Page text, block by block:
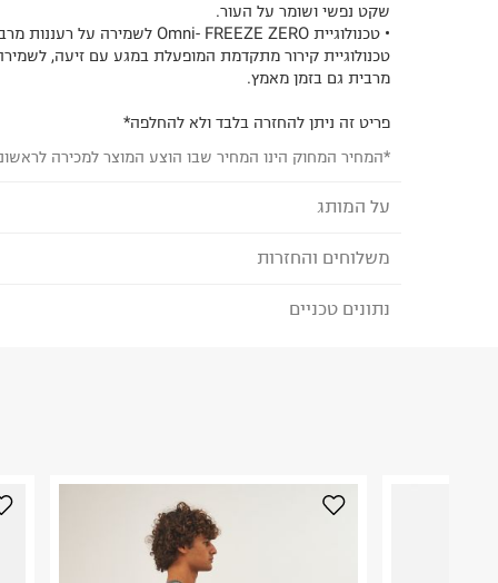
שקט נפשי ושומר על העור.
• טכנולוגיית Omni- FREEZE ZERO לשמירה על רעננות מרבית:
טכנולוגיית קירור מתקדמת המופעלת במגע עם זיעה,
מרבית גם בזמן מאמץ.
פריט זה ניתן להחזרה בלבד ולא להחלפה*
*המחיר המחוק הינו המחיר שבו הוצע המוצר למכירה
על המותג
קולומביה - Columbia
משלוחים והחזרות
לבחירת בשיטת המשלוח המתאימה לכם,
לפני החזרת החבילה, חשוב להדביק את מדבקת
במקום בו הודבקה הכתובת שלכם.
נתונים טכניים
הוראות כביסה